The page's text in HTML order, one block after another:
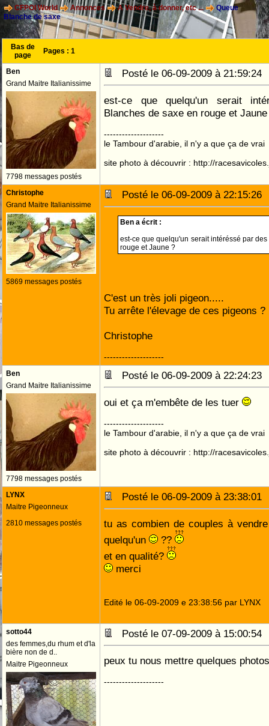
CFPOI World Annonces A Vendre, à donner, etc ...
Queue
Blanche de saxe
Bas de
page
Pages : 1
Ben
Grand Maitre Italianissime
7798 messages postés
Posté le 06-09-2009 à
est-ce que quelqu'un serait
Blanches de saxe en rouge et
--------------------
le Tambour d'arabie, il n'y a que ça de vrai
site photo à découvrir : http://
Christophe
Grand Maitre Italianissime
5869 messages postés
Posté le 06-09-2009 à
Ben a écrit :
est-ce que quelqu'un serait intéréssé par
rouge et Jaune ?
C'est un très joli pigeon.....
Tu arrête l'élevage de ces pigeons ?
Christophe
--------------------
Ben
Grand Maitre Italianissime
7798 messages postés
Posté le 06-09-2009 à
oui et ça m'embête de les tuer
--------------------
le Tambour d'arabie, il n'y a que ça de vrai
site photo à découvrir : http://
LYNX
Maitre Pigeonneux
2810 messages postés
Posté le 06-09-2009 à
tu as combien de couples à
quelqu'un
??
et en qualité?
merci
Edité le 06-09-2009 e 23:38:56 par LYNX
sotto44
des femmes,du rhum et d'la
bière non de d..
Maitre Pigeonneux
Posté le 07-09-2009 à
peux tu nous mettre quelques
--------------------